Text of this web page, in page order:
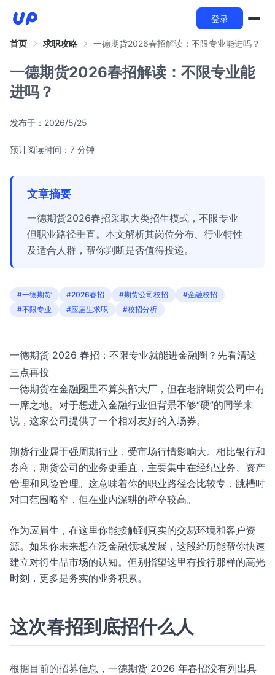
登录
首页 求职攻略 一德期货2026春招解读：不限专业能进吗？
一德期货2026春招解读：不限专业能
进吗？
发布于： 2026/5/25
预计阅读时间：7 分钟
文章摘要
一德期货2026春招采取大类招生模式，不限专业
但职业路径垂直。本文解析其岗位分布、行业特性
及适合人群，帮你判断是否值得投递。
#一德期货 #2026春招 #期货公司校招
#金融校招
#不限专业
#应届生求职 #校招分析
一德期货 2026 春招：不限专业就能进金融圈？先看清这
三点再投
一德期货在金融圈里不算头部大厂，但在老牌期货公司中有
一席之地。对于想进入金融行业但背景不够“硬”的同学来
说，这家公司提供了一个相对友好的入场券。
期货行业属于强周期行业，受市场行情影响大。相比银行和
券商，期货公司的业务更垂直，主要集中在经纪业务、资产
管理和风险管理。这意味着你的职业路径会比较专，跳槽时
对口范围略窄，但在业内深耕的壁垒较高。
作为应届生，在这里你能接触到真实的交易环境和客户资
源。如果你未来想在泛金融领域发展，这段经历能帮你快速
建立对衍生品市场的认知。但别指望这里有投行那样的高光
时刻，更多是务实的业务积累。
这次春招到底招什么人
根据目前的招募信息，一德期货 2026 年春招没有列出具